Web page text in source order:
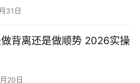
31日
背离还是做顺势 2026实操
20日